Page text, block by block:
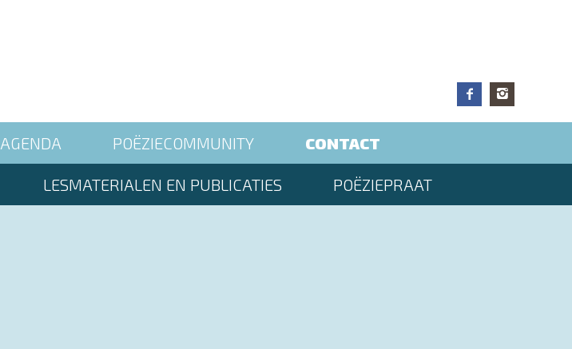
AGENDA POËZIECOMMUNITY CONTACT
LESMATERIALEN EN PUBLICATIES POËZIEPRAAT